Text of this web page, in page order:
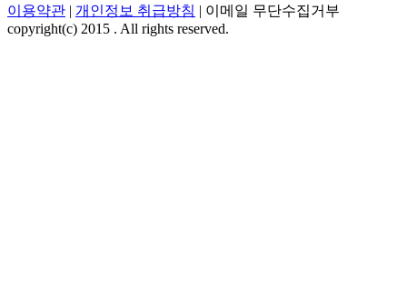
이용약관 | 개인정보 취급방침 | 이메일 무단수집거부
copyright(c) 2015 . All rights reserved.